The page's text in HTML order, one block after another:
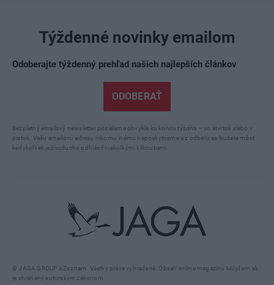
© JAGA GROUP a Zoznam. Všetky práva vyhradené. Obsah online magazínu Môjdom.sk
je chránený autorským zákonom.
Týždenné novinky emailom
Odoberajte týždenný prehľad našich najlepších článkov
ODOBERAŤ
Bezplatný emailový newsletter posielame obvykle ku koncu týždňa – vo štvrtok alebo v
piatok. Vašu emailovú adresu nikomu inému neposkytneme a z odberu sa budete môcť
kedykoľvek jednoducho odhlásiť niekoľkými kliknutiami.